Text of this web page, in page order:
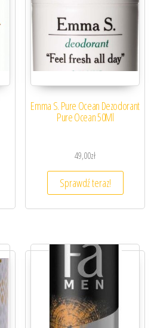
Emma S. Pure Ocean Dezodorant
Pure Ocean 50Ml
49,00zł
Sprawdź teraz!